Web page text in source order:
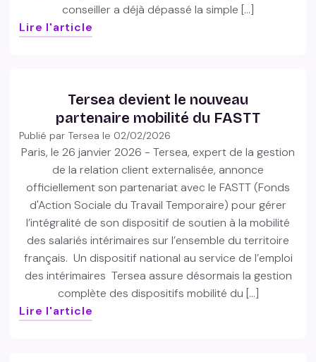
conseiller a déjà dépassé la simple […]
Lire l'article
Tersea devient le nouveau
partenaire mobilité du FASTT
Publié par Tersea le 02/02/2026
Paris, le 26 janvier 2026 - Tersea, expert de la gestion
de la relation client externalisée, annonce
officiellement son partenariat avec le FASTT (Fonds
d'Action Sociale du Travail Temporaire) pour gérer
l’intégralité de son dispositif de soutien à la mobilité
des salariés intérimaires sur l’ensemble du territoire
français. Un dispositif national au service de l’emploi
des intérimaires Tersea assure désormais la gestion
complète des dispositifs mobilité du […]
Lire l'article